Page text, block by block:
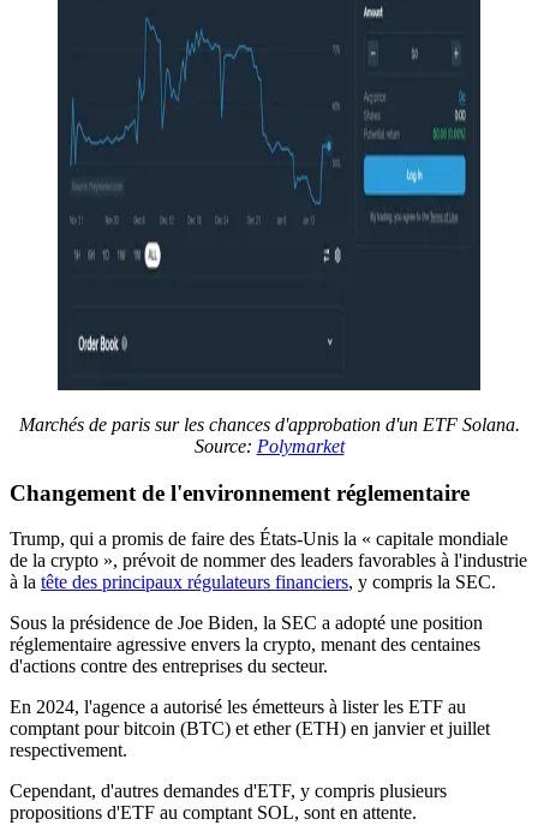
Marchés de paris sur les chances d'approbation d'un ETF Solana.
Source: Polymarket
Changement de l'environnement réglementaire
Trump, qui a promis de faire des États-Unis la « capitale mondiale
de la crypto », prévoit de nommer des leaders favorables à l'industrie
à la tête des principaux régulateurs financiers, y compris la SEC.
Sous la présidence de Joe Biden, la SEC a adopté une position
réglementaire agressive envers la crypto, menant des centaines
d'actions contre des entreprises du secteur.
En 2024, l'agence a autorisé les émetteurs à lister les ETF au
comptant pour bitcoin (BTC) et ether (ETH) en janvier et juillet
respectivement.
Cependant, d'autres demandes d'ETF, y compris plusieurs
propositions d'ETF au comptant SOL, sont en attente.